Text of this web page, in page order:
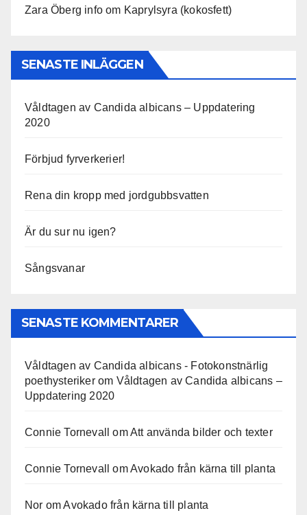
Zara Öberg info om Kaprylsyra (kokosfett)
SENASTE INLÄGGEN
Våldtagen av Candida albicans – Uppdatering
2020
Förbjud fyrverkerier!
Rena din kropp med jordgubbsvatten
Är du sur nu igen?
Sångsvanar
SENASTE KOMMENTARER
Våldtagen av Candida albicans - Fotokonstnärlig
poethysterikerom Våldtagen av Candida albicans –
Uppdatering 2020
Connie Tornevall omAtt använda bilder och texter
Connie Tornevall omAvokado från kärna till planta
Nor omAvokado från kärna till planta